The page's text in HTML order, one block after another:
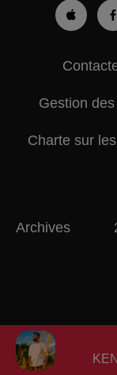
Gestion
Charte sur
Archives